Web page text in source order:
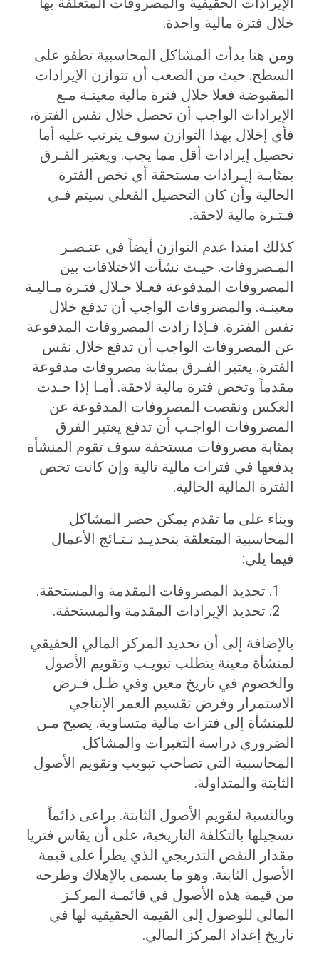
خلال فترة مالية واحدة.
ومن هنا بدأت المشاكل المحاسبية تطفو على
السطح. حيث من الصعب أن تتوازن الإيرادات
المقبوضة فعلا خلال فترة مالية معينـة مـع
الإيرادات الواجب أن تحصل خلال نفس الفترة،
فأي إخلال بهذا التوازن سوف يترتب عليه أما
تحصيل إيرادات أقل مما يجب. ويعتبر الفـرق
بمثابـة إيـرادات مستحقة أي تخص الفترة
الحالية وأن كان التحصيل الفعلي سيتم فـي
فـتـرة مالية لاحقة.
كذلك امتدا عدم التوازن أيضاً في عنـصـر
المـصروفات. حيـث نشأت الاختلافات بين
المصروفات المدفوعة فعـلا خـلال فتـرة مـاليـة
معينـة. والمصروفات الواجب أن تدفع خلال
نفس الفترة. فـإذا زادت المصروفات المدفوعة
عن المصروفات الواجب أن تدفع خلال نفس
الفترة. يعتبر الفـرق بمثابة مصروفات مدفوعة
مقدماً وتخص فترة مالية لاحقة. أمـا إذا حـدث
العكس ونقصت المصروفات المدفوعة عن
المصروفات الواجـب أن تدفع يعتبر الفرق
بمثابة مصروفات مستحقة سوف تقوم المنشأة
بدفعها في فترات مالية تالية وإن كانت تخص
الفترة المالية الحالية.
وبناء على ما تقدم يمكن حصر المشاكل
المحاسبية المتعلقة بتحديـد نـتـائج الأعمال
فيما يلي:
تحديد المصروفات المقدمة والمستحقة.
تحديد الإيرادات المقدمة والمستحقة.
بالإضافة إلى أن تحديد المركز المالي الحقيقي
لمنشأة معينة يتطلب تبويـب وتقويم الأصول
والخصوم في تاريخ معين وفي ظـل فـرض
الاستمرار وفرض تقسيم العمر الإنتاجي
للمنشأة إلى فترات مالية متساوية. يصبح مـن
الضروري دراسة التغيرات والمشاكل
المحاسبية التي تصاحب تبويب وتقويم الأصول
الثابتة والمتداولة.
وبالنسبة لتقويم الأصول الثابتة. يراعى دائماً
تسجيلها بالتكلفة التاريخية، على أن يقاس فتريا
مقدار النقص التدريجي الذي يطرأ على قيمة
الأصول الثابتة. وهو ما يسمى بالإهلاك وطرحه
من قيمة هذه الأصول في قائمـة المركـز
المالي للوصول إلى القيمة الحقيقية لها في
تاريخ إعداد المركز المالي.